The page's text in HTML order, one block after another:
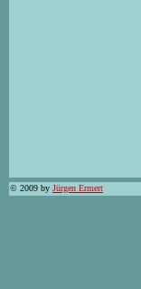
© 2009 by Jürgen Ermert